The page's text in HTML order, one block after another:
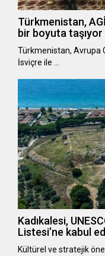
Türkmenistan,
bir boyuta taşıyor
Türkmenistan, Avrupa
İsviçre ile …
Kadıkalesi,
Listesi’ne kabul
Kültürel ve stratejik